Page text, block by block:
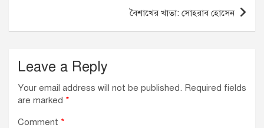
k
বৈশাখের খাতা: সোহরাব হোসেন
Leave a Reply
Your email address will not be published. Required fields
are marked *
Comment *